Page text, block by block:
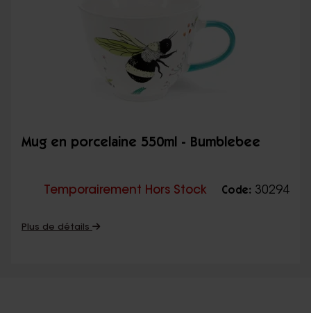
Mug en porcelaine 550ml - Bumblebee
Temporairement Hors Stock Code: 30294
Plus de détails